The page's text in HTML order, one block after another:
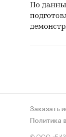
По
Заказать
Политика